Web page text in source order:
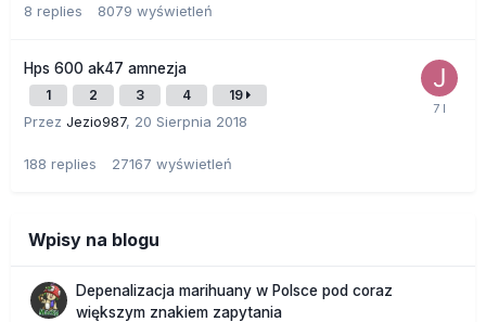
8 replies 8079 wyświetleń
Hps 600 ak47 amnezja
1 2 3 4 19
Przez Jezio987, 20 Sierpnia 2018
188 replies 27167 wyświetleń
Wpisy na blogu
Depenalizacja marihuany w Polsce pod coraz
większym znakiem zapytania